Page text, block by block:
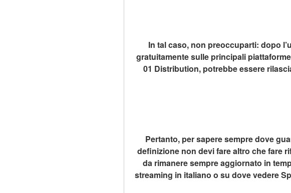
In tal caso, non preoccuparti: dopo
gratuitamente sulle principali
01 Distribution, potrebbe essere
Pertanto, per sapere sempre dove
definizione non devi fare altro che fare
da rimanere sempre aggiornato in
streaming in italiano o su dove vedere